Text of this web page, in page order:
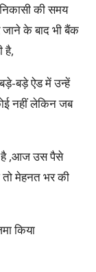
की समय
के बाद भी बैंक
है,
बड़े ऐड में उन्हें
नहीं लेकिन जब
है ,आज उस पैसे
तो मेहनत भर की
किया